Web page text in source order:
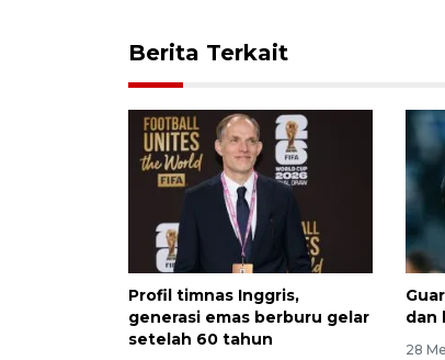
Berita Terkait
Profil timnas Inggris,
generasi emas berburu gelar
setelah 60 tahun
dan
28